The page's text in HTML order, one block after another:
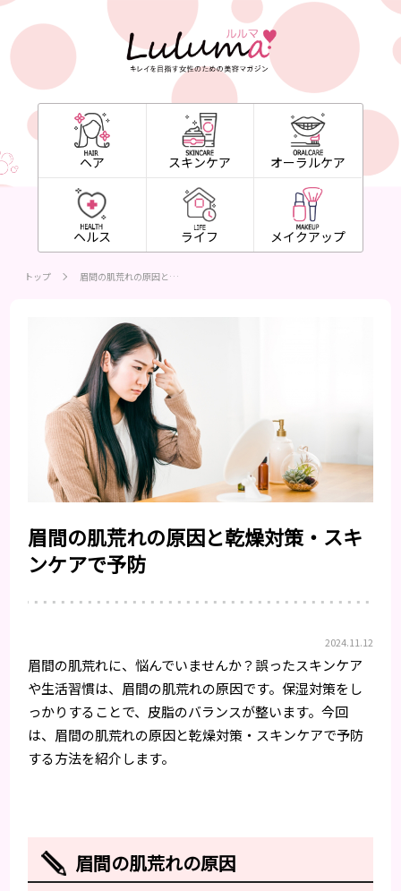
ヘア スキンケア オーラルケア
ヘルス ライフ メイクアップ
トップ 眉間の肌荒れの原因と…
眉間の肌荒れの原因と乾燥対策・スキ
ンケアで予防
2024.11.12
眉間の肌荒れに、悩んでいませんか？誤ったスキンケア
や生活習慣は、眉間の肌荒れの原因です。保湿対策をし
っかりすることで、皮脂のバランスが整います。今回
は、眉間の肌荒れの原因と乾燥対策・スキンケアで予防
する方法を紹介します。
眉間の肌荒れの原因